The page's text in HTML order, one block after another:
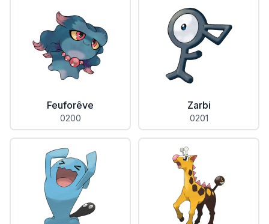
Feuforêve
0200
Zarbi
0201